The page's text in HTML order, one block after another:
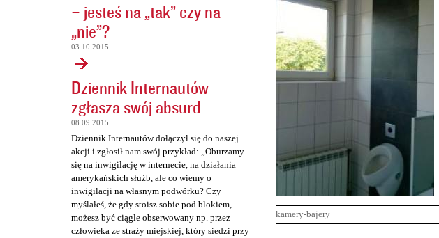
– jesteś na „tak” czy na
„nie”?
03.10.2015
Dziennik Internautów
zgłasza swój absurd
08.09.2015
Dziennik Internautów dołączył się do naszej
akcji i zgłosił nam swój przykład: „Oburzamy
się na inwigilację w internecie, na działania
amerykańskich służb, ale co wiemy o
inwigilacji na własnym podwórku? Czy
myślałeś, że gdy stoisz sobie pod blokiem,
możesz być ciągle obserwowany np. przez
człowieka ze straży miejskiej, który siedzi przy
kamery-bajery